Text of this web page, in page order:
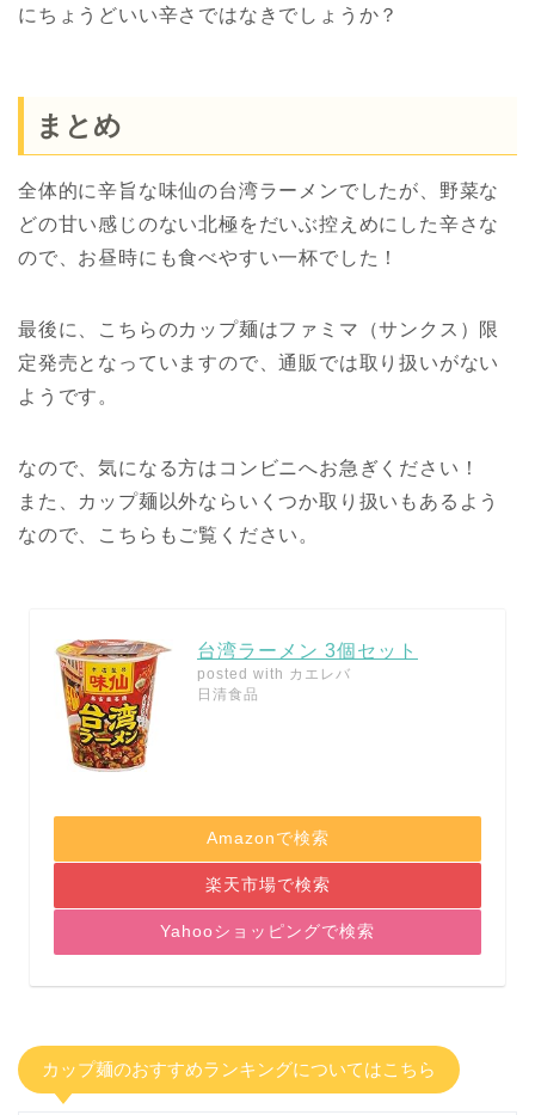
にちょうどいい辛さではなきでしょうか？
まとめ
全体的に辛旨な味仙の台湾ラーメンでしたが、野菜な
どの甘い感じのない北極をだいぶ控えめにした辛さな
ので、お昼時にも食べやすい一杯でした！
最後に、こちらのカップ麺はファミマ（サンクス）限
定発売となっていますので、通販では取り扱いがない
ようです。
なので、気になる方はコンビニへお急ぎください！
また、カップ麺以外ならいくつか取り扱いもあるよう
なので、こちらもご覧ください。
台湾ラーメン 3個セット
posted with カエレバ
日清食品
Amazonで検索
楽天市場で検索
Yahooショッピングで検索
カップ麺のおすすめランキングについてはこちら